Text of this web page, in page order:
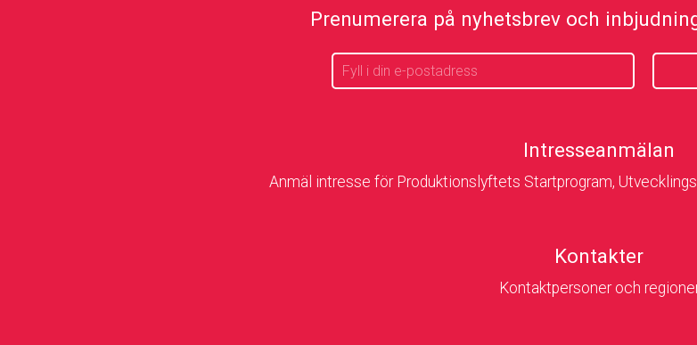
Prenumerera på nyhetsbrev och
Intresseanmälan
Anmäl intresse för Produktionslyftets Startprogram,
Kontakter
Kontaktpersoner och